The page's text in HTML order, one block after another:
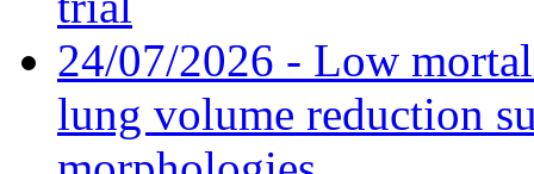
24/07/2026 - Low
lung volume reduction